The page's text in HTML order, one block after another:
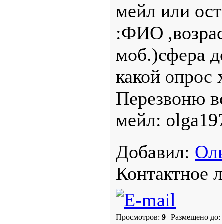
мейл или
:ФИО
моб.)сфера
какой опрос
Перезвоню
мейл:
Добавил:
Контактное
Просмотров: 9 | Размещено